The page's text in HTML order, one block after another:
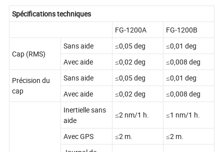
Spécifications techniques
FG-1200A
FG-1200B
Cap (RMS)
Sans aide ≤0,05 deg
≤0,01 deg
Avec aide
≤0,02 deg
≤0,008 deg
Précision du
cap
Sans aide ≤0,05 deg
≤0,01 deg
Avec aide
≤0,02 deg ≤0,008 deg
Inertielle sans
aide
≤2 nm/1 h. ≤1 nm/1 h.
Avec GPS ≤2 m.
≤2 m.